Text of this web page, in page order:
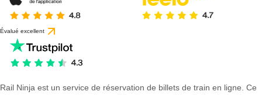
Évalué excellent
Rail Ninja est un service de réservation de billets de train en ligne. Ce